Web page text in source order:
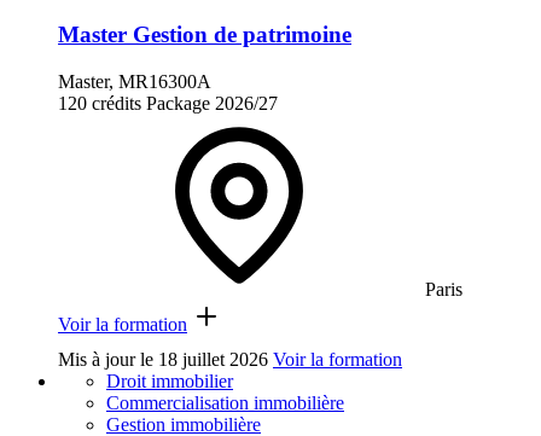
Master Gestion de patrimoine
Master, MR16300A
120 crédits Package 2026/27
Paris
Voir la formation
Mis à jour le 18 juillet 2026 Voir la formation
Droit immobilier
Commercialisation immobilière
Gestion immobilière